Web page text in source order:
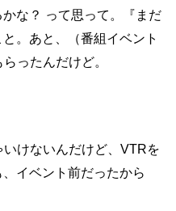
な？ って思って。『まだ
。あと、（番組イベント
ったんだけど。
けないんだけど、VTRを
イベント前だったから